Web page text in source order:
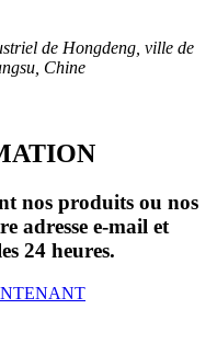
de Hongdeng, ville de
Chine
nos produits ou nos
adresse e-mail et
24 heures.